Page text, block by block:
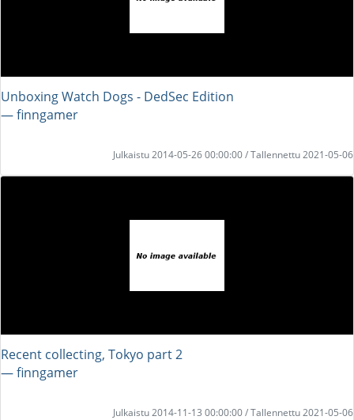
Unboxing Watch Dogs - DedSec Edition
― finngamer
Julkaistu 2014-05-26 00:00:00 / Tallennettu 2021-05-06
Recent collecting, Tokyo part 2
― finngamer
Julkaistu 2014-11-13 00:00:00 / Tallennettu 2021-05-06